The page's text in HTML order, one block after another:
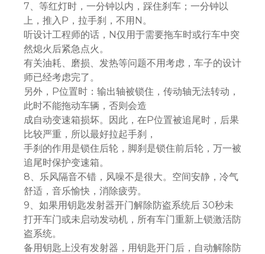
7、等红灯时，一分钟以内，踩住刹车；一分钟以
上，推入P，拉手刹，不用N。
听设计工程师的话，N仅用于需要拖车时或行车中突
然熄火后紧急点火。
有关油耗、磨损、发热等问题不用考虑，车子的设计
师已经考虑完了。
另外，P位置时：输出轴被锁住，传动轴无法转动，
此时不能拖动车辆，否则会造
成自动变速箱损坏。因此，在P位置被追尾时，后果
比较严重，所以最好拉起手刹，
手刹的作用是锁住后轮，脚刹是锁住前后轮，万一被
追尾时保护变速箱。
8、乐风隔音不错，风噪不是很大。空间安静，冷气
舒适，音乐愉快，消除疲劳。
9、如果用钥匙发射器开门解除防盗系统后 30秒未
打开车门或未启动发动机，所有车门重新上锁激活防
盗系统。
备用钥匙上没有发射器，用钥匙开门后，自动解除防